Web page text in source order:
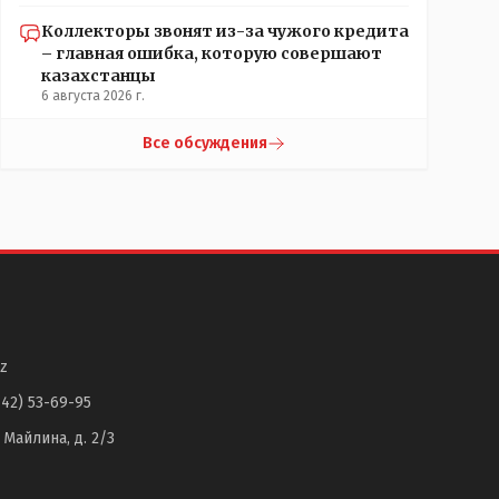
Коллекторы звонят из-за чужого кредита
– главная ошибка, которую совершают
казахстанцы
6 августа 2026 г.
Все обсуждения
53-69-95
Майлина, д. 2/3